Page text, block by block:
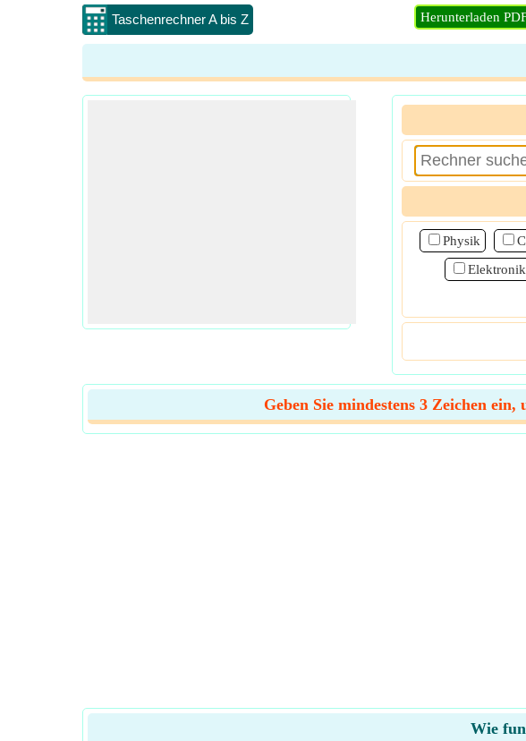
Taschenrechner A bis Z Herunterladen
Physik
Geben Sie mindestens 3 Zeichen ein,
Wie